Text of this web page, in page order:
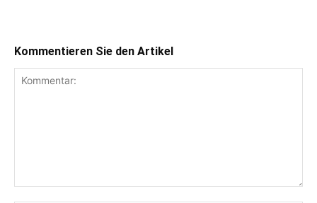
Kommentieren Sie den Artikel